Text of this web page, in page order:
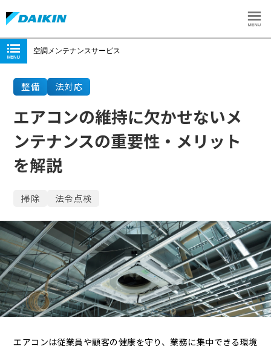
空調メンテナンスサービス
整備 法対応
エアコンの維持に欠かせないメ
ンテナンスの重要性・メリット
を解説
掃除 法令点検
エアコンは従業員や顧客の健康を守り、業務に集中できる環境